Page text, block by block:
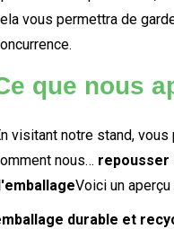
vous permettra de
que nous
visitant notre stand,
nous… repousser
Voici un
durable et